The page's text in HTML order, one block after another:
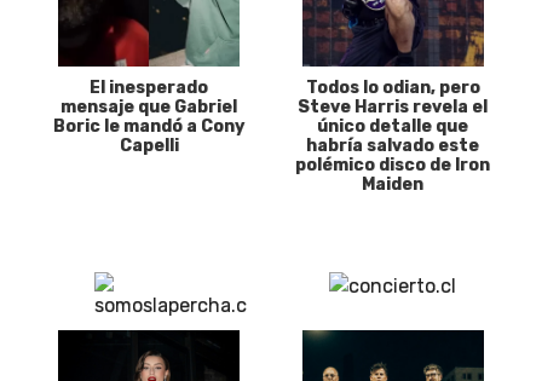
El inesperado
mensaje que Gabriel
Boric le mandó a Cony
Capelli
Todos lo odian, pero
Steve Harris revela el
único detalle que
habría salvado este
polémico disco de Iron
Maiden